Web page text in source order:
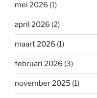
mei 2026 (1)
april 2026 (2)
maart 2026 (1)
februari 2026 (3)
november 2025 (1)